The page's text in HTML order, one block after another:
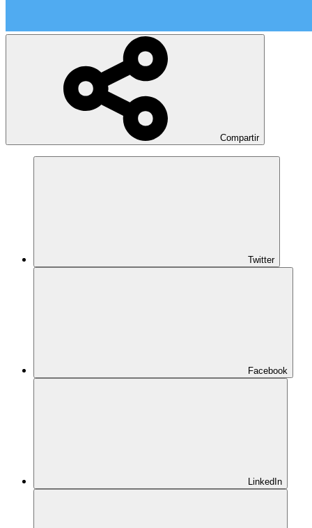
Compartir
Twitter
Facebook
LinkedIn